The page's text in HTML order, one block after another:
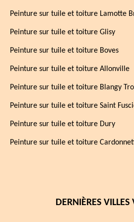
Peinture sur tuile et toiture Lamotte
Peinture sur tuile et toiture Glisy
Peinture sur tuile et toiture Boves
Peinture sur tuile et toiture Allonville
Peinture sur tuile et toiture Blangy
Peinture sur tuile et toiture Saint
Peinture sur tuile et toiture Dury
Peinture sur tuile et toiture
DERNIÈRES VILLES